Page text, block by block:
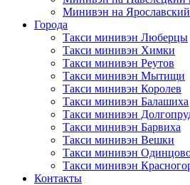
Минивэн на Ярославский
Города
Такси минивэн Люберцы
Такси минивэн Химки
Такси минивэн Реутов
Такси минивэн Мытищи
Такси минивэн Королев
Такси минивэн Балашиха
Такси минивэн
Такси минивэн Барвиха
Такси минивэн Вешки
Такси минивэн
Такси минивэн
Контакты